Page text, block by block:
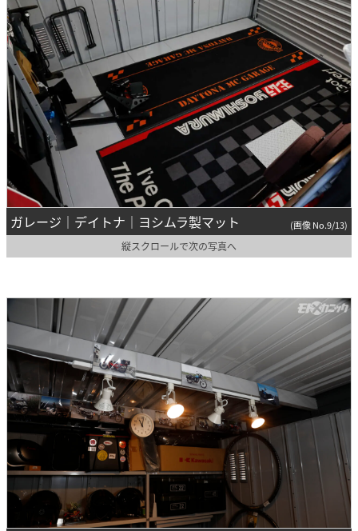
ガレージ｜デイトナ｜ヨシムラ製マット (画像 No.9/13)
縦スクロールで次の写真へ